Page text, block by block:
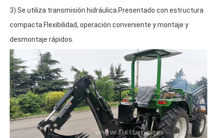
3) Se utiliza transmisión hidráulica.Presentado con estructura
compacta.Flexibilidad, operación conveniente y montaje y
desmontaje rápidos.